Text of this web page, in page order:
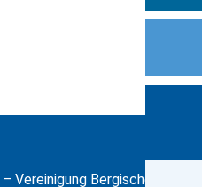
Vereinigung Bergischer